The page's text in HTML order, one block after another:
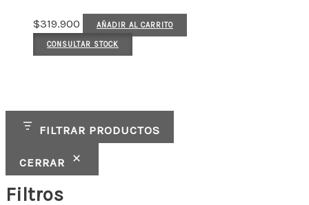
FILTRAR PRODUCTOS
CERRAR
Filtros
$319.900 AÑADIR AL CARRITO
CONSULTAR STOCK